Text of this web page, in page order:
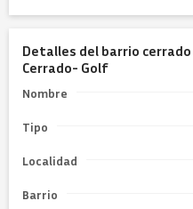
Detalles del barrio cerrado
Cerrado- Golf
Nombre
Tipo
Localidad
Barrio